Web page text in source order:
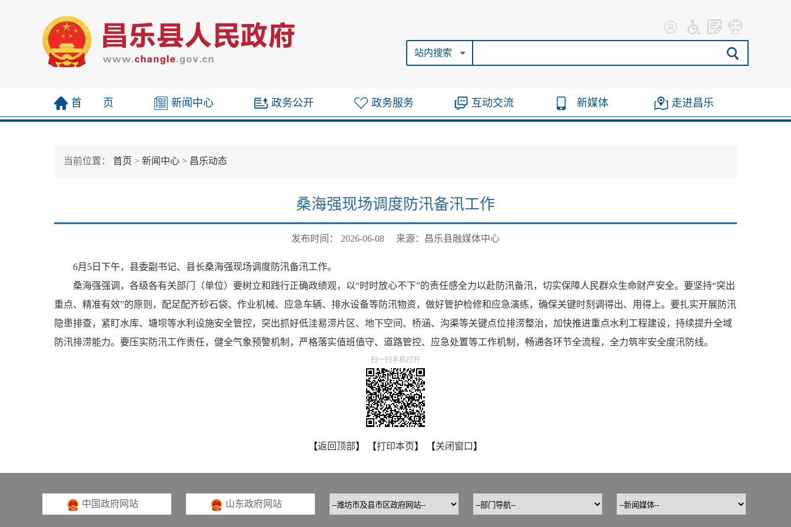
站内搜索
首 页 新闻中心 政务公开 政务服务 互动交流 新媒体 走进昌乐
当前位置： 首页 > 新闻中心 > 昌乐动态
桑海强现场调度防汛备汛工作
发布时间： 2026-06-08 来源：昌乐县融媒体中心
6月 5 日下午，县委副书记、县长桑海强现场调度防汛备汛工作。
桑海强强调，各级各有关部门（单位）要树立和践行正确政绩观，以“时时放心不下”的责任感全力以赴防汛备汛，切实保障人民群众生命财产安全。要坚持“突出
重点、精准有效”的原则，配足配齐砂石袋、作业机械、应急车辆、排水设备等防汛物资，做好管护检修和应急演练，确保关键时刻调得出、用得上。要扎实开展防汛
隐患排查，紧盯水库、塘坝等水利设施安全管控，突出抓好低洼易涝片区、地下空间、桥涵、沟渠等关键点位排涝整治，加快推进重点水利工程建设，持续提升全域
防汛排涝能力。要压实防汛工作责任，健全气象预警机制，严格落实值班值守、道路管控、应急处置等工作机制，畅通各环节全流程，全力筑牢安全度汛防线。
扫一扫手机打开
【返回顶部】 【打印本页】 【关闭窗口 】
中国政府网站 山东政府网站